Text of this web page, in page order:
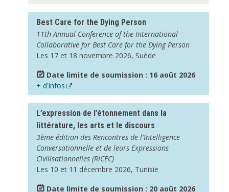
Best Care for the Dying Person
11th Annual Conference of the International
Collaborative for Best Care for the Dying Person
Les 17 et 18 novembre 2026, Suède
Date limite de soumission : 16 août 2026
+ d'infos
L’expression de l’étonnement dans la
littérature, les arts et le discours
3ème édition des Rencontres de l'Intelligence
Conversationnelle et de leurs Expressions
Civilisationnelles (RICEC)
Les 10 et 11 décembre 2026, Tunisie
Date limite de soumission : 20 août 2026